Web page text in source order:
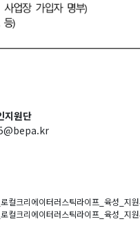
지원단
컬크리에이터러스틱라이프_육성_지
컬크리에이터러스틱라이프_육성_지